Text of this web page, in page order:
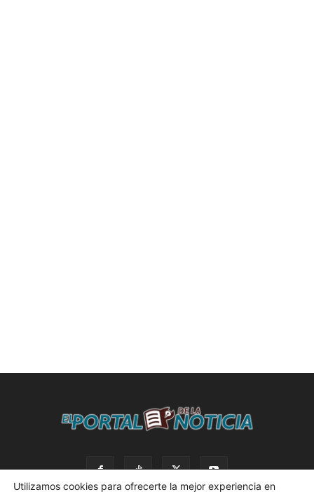
Utilizamos cookies para ofrecerte la mejor experiencia en